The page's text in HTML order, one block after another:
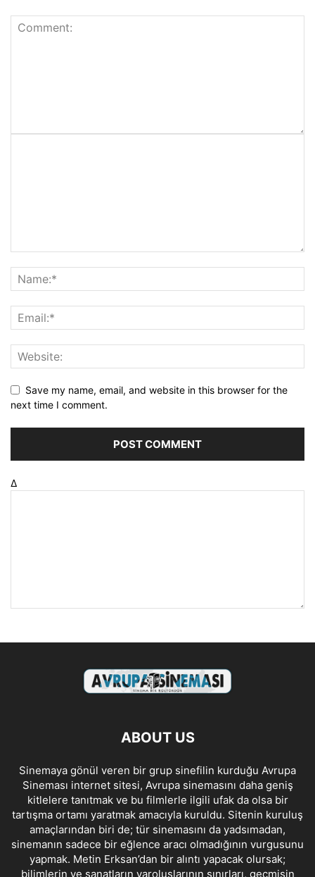
Save my name, email, and website in this browser for the
next time I comment.
Δ
ABOUT US
Sinemaya gönül veren bir grup sinefilin kurduğu Avrupa
Sineması internet sitesi, Avrupa sinemasını daha geniş
kitlelere tanıtmak ve bu filmlerle ilgili ufak da olsa bir
tartışma ortamı yaratmak amacıyla kuruldu. Sitenin kuruluş
amaçlarından biri de; tür sinemasını da yadsımadan,
sinemanın sadece bir eğlence aracı olmadığının vurgusunu
yapmak. Metin Erksan’dan bir alıntı yapacak olursak;
bilimlerin ve sanatların varoluşlarının sınırları, geçmişin